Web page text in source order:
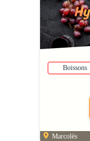
Boissons
Marcolès